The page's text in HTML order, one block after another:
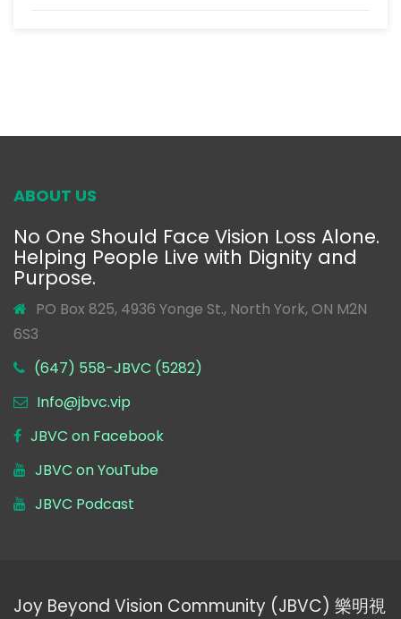
ABOUT US
No One Should Face Vision Loss Alone.
Helping People Live with Dignity and
Purpose.
PO Box 825, 4936 Yonge St., North York, ON M2N
6S3
(647) 558-JBVC (5282)
Info@jbvc.vip
JBVC on Facebook
JBVC on YouTube
JBVC Podcast
Joy Beyond Vision Community (JBVC) 樂明視